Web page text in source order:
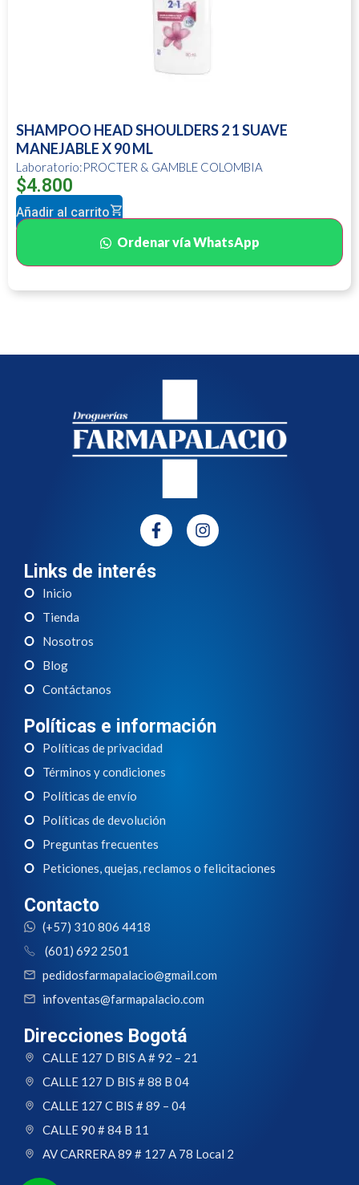
SHAMPOO HEAD SHOULDERS 2 1 SUAVE
MANEJABLE X 90 ML
Laboratorio:PROCTER & GAMBLE COLOMBIA
$4.800
Añadir al carrito
Ordenar vía WhatsApp
Links de interés
Inicio
Tienda
Nosotros
Blog
Contáctanos
Políticas e información
Políticas de privacidad
Términos y condiciones
Políticas de envío
Políticas de devolución
Preguntas frecuentes
Peticiones, quejas, reclamos o felicitaciones
Contacto
(+57) 310 806 4418
(601) 692 2501
pedidosfarmapalacio@gmail.com
infoventas@farmapalacio.com
Direcciones Bogotá
CALLE 127 D BIS A # 92 – 21
CALLE 127 D BIS # 88 B 04
CALLE 127 C BIS # 89 – 04
CALLE 90 # 84 B 11
AV CARRERA 89 # 127 A 78 Local 2